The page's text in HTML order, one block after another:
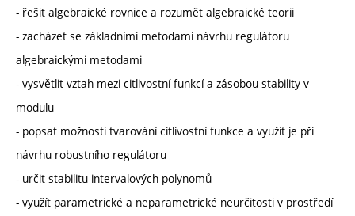
- řešit algebraické rovnice a rozumět algebraické teorii
- zacházet se základními metodami návrhu regulátoru
algebraickými metodami
- vysvětlit vztah mezi citlivostní funkcí a zásobou stability v
modulu
- popsat možnosti tvarování citlivostní funkce a využít je při
návrhu robustního regulátoru
- určit stabilitu intervalových polynomů
- využít parametrické a neparametrické neurčitosti v prostředí